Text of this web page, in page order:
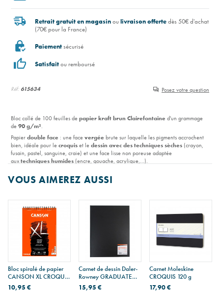
Réf: 615634 Posez votre question
Bloc collé de 100 feuilles depapier kraft brun Clairefontaine d'un grammage
de90 g/m².
Papierdouble face : une facevergée brute sur laquelle les pigments accrochent
bien, idéale pour lecroquiset ledessin avec destechniques sèches (crayon,
fusain, pastel, sanguine, craie) et une face lisse non poreuse adaptée
auxtechniques humides (encre, gouache, acrylique,...).
Retrait gratuit en magasinoulivraison offertedès 50€ d'achat
(70€ pour la France)
Paiementsécurisé
Satisfaitou remboursé
VOUS AIMEREZ AUSSI
Bloc spiralé de papier
CANSON XL CROQUIS
90 g
10,95 €
Carnet de dessin Daler-
Rowney GRADUATE
130 g - A3 portrait
15,95 €
Carnet Moleskine
CROQUIS 120 g
17,90 €